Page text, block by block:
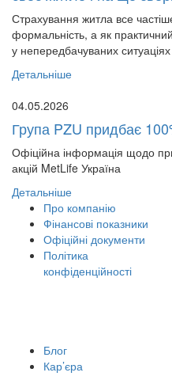
Страхування житла все
формальність, а як
у непередбачуваних ситуаціях
Детальніше
04.05.2026
Група PZU придбає
Офіційна інформація щодо
акцій MetLife Україна
Детальніше
Про компанію
Фінансові показники
Офіційні документи
Політика
конфіденційності
Блог
Кар’єра